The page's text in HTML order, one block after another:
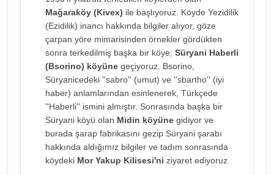
Mağaraköy (Kivex) ile başlıyoruz. Köyde Yezidilik
(Ezidilik) inancı hakkında bilgiler alıyor, göze
çarpan yöre mimarisinden örnekler gördükten
sonra terkedilmiş başka bir köye; Süryani Haberli
(Bsorino) köyüne geçiyoruz. Bsorino,
Süryanicedeki ''sabro'' (umut) ve ''sbartho'' (iyi
haber) anlamlarından esinlenerek, Türkçede
''Haberli'' ismini almıştır. Sonrasında başka bir
Süryani köyü olan Midin köyüne gidiyor ve
burada şarap fabrikasını gezip Süryani şarabı
hakkında aldığımız bilgiler ve tadım sonrasında
köydeki Mor Yakup Kilisesi'ni ziyaret ediyoruz